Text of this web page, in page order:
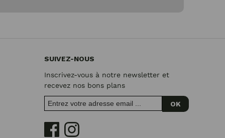
SUIVEZ-NOUS
Inscrivez-vous à notre newsletter et
recevez nos bons plans
OK